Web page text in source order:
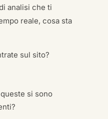
analisi che ti
reale, cosa sta
sul sito?
si sono